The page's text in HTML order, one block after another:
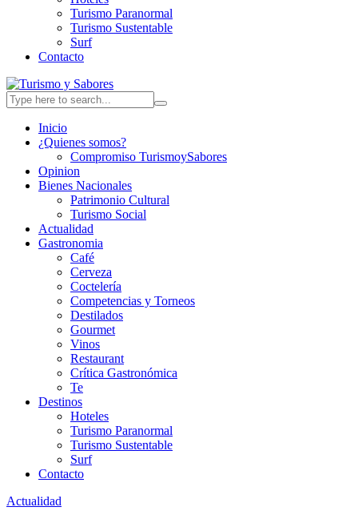
Turismo Paranormal
Turismo Sustentable
Surf
Contacto
Inicio
¿Quienes somos?
Compromiso TurismoySabores
Opinion
Bienes Nacionales
Patrimonio Cultural
Turismo Social
Actualidad
Gastronomia
Café
Cerveza
Coctelería
Competencias y Torneos
Destilados
Gourmet
Vinos
Restaurant
Crítica Gastronómica
Te
Destinos
Hoteles
Turismo Paranormal
Turismo Sustentable
Surf
Contacto
Actualidad